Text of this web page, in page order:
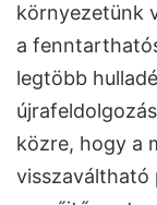
környezetünk
a
legtöbb
közre, hogy a
visszaváltható